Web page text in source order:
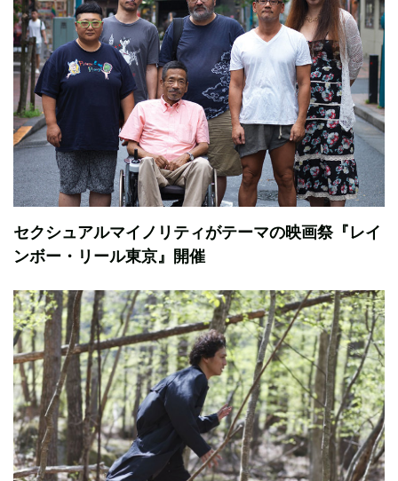
セクシュアルマイノリティがテーマの映画祭『レイ
ンボー・リール東京』開催